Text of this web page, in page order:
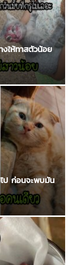
ให้ทาสตัวน้อย
ป ก่อนจะพบมัน